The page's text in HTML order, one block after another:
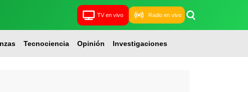
TV en vivo Radio en vivo
Tecnociencia Opinión Investigaciones